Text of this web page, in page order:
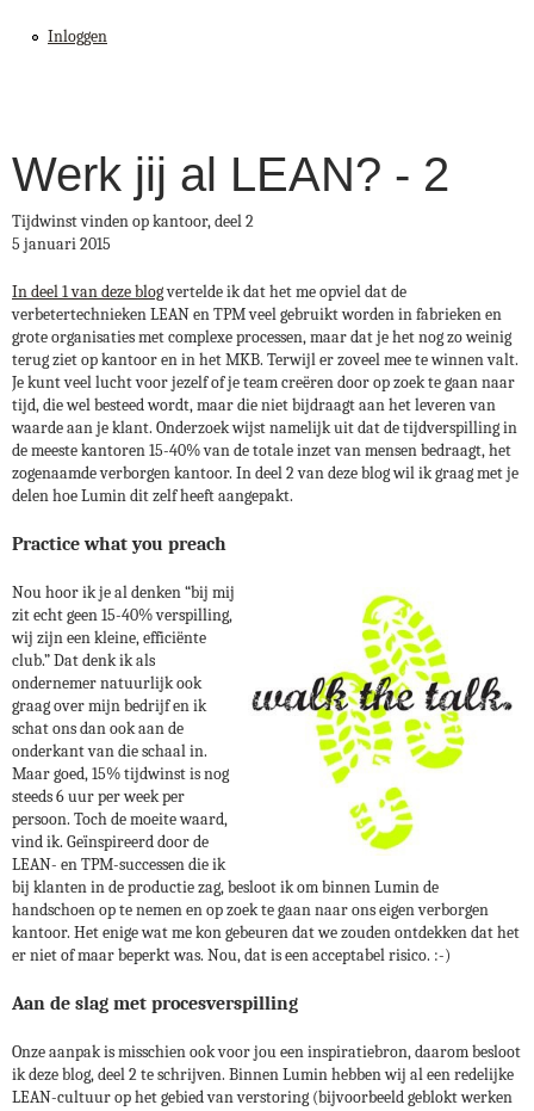
Inloggen
Werk jij al LEAN? - 2
Tijdwinst vinden op kantoor, deel 2
5 januari 2015
In deel 1 van deze blogvertelde ik dat het me opviel dat de
verbetertechnieken LEAN en TPM veel gebruikt worden in fabrieken en
grote organisaties met complexe processen, maar dat je het nog zo weinig
terug ziet op kantoor en in het MKB. Terwijl er zoveel mee te winnen valt.
Je kunt veel lucht voor jezelf of je team creëren door op zoek te gaan naar
tijd, die wel besteed wordt, maar die niet bijdraagt aan het leveren van
waarde aan je klant. Onderzoek wijst namelijk uit dat de tijdverspilling in
de meeste kantoren 15-40% van de totale inzet van mensen bedraagt, het
zogenaamde verborgen kantoor. In deel 2 van deze blog wil ik graag met je
delen hoe Lumin dit zelf heeft aangepakt.
Practice what you preach
Nou hoor ik je al denken “bij mij
zit echt geen 15-40% verspilling,
wij zijn een kleine, efficiënte
club.” Dat denk ik als
ondernemer natuurlijk ook
graag over mijn bedrijf en ik
schat ons dan ook aan de
onderkant van die schaal in.
Maar goed, 15% tijdwinst is nog
steeds 6 uur per week per
persoon. Toch de moeite waard,
vind ik. Geïnspireerd door de
LEAN- en TPM-successen die ik
bij klanten in de productie zag, besloot ik om binnen Lumin de
handschoen op te nemen en op zoek te gaan naar ons eigen verborgen
kantoor. Het enige wat me kon gebeuren dat we zouden ontdekken dat het
er niet of maar beperkt was. Nou, dat is een acceptabel risico. :-)
Aan de slag met procesverspilling
Onze aanpak is misschien ook voor jou een inspiratiebron, daarom besloot
ik deze blog, deel 2 te schrijven. Binnen Lumin hebben wij al een redelijke
LEAN-cultuur op het gebied van verstoring (bijvoorbeeld geblokt werken